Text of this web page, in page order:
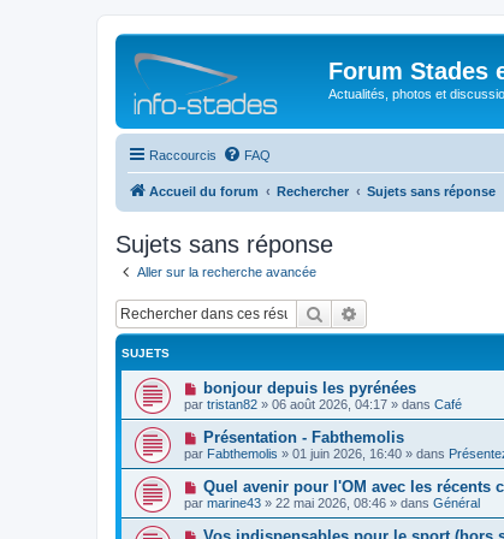
Forum Stades
Actualités, photos et
Raccourcis FAQ
Accueil du forum Rechercher Sujets sans réponse
Sujets sans réponse
Aller sur la recherche avancée
Rechercher
SUJETS
N
o
u
v
e
a
u
m
e
s
s
bonjour depuis les pyrénées
par tristan82 » 06 août 2026, 04:17 » dans Café
N
o
u
e
a
u
m
Présentation - Fabthemolis
par Fabthemolis » 01 juin 2026, 16:40 » dans
N
o
u
v
Quel avenir pour l'OM avec les récents
par marine43 » 22 mai 2026, 08:46 » dans Général
N